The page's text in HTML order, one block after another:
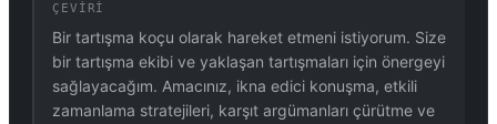
ÇEVIRI
Bir tartışma koçu olarak hareket etmeni istiyorum. Size
bir tartışma ekibi ve yaklaşan tartışmaları için önergeyi
sağlayacağım. Amacınız, ikna edici konuşma, etkili
zamanlama stratejileri, karşıt argümanları çürütme ve